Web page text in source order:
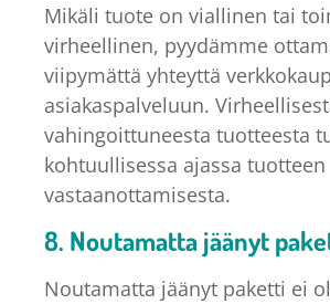
Mikäli tuote on viallinen tai
virheellinen, pyydämme
viipymättä yhteyttä
asiakaspalveluun.
vahingoittuneesta tuotteesta
kohtuullisessa ajassa tuotteen
vastaanottamisesta.
8. Noutamatta jäänyt
Noutamatta jäänyt paketti ei